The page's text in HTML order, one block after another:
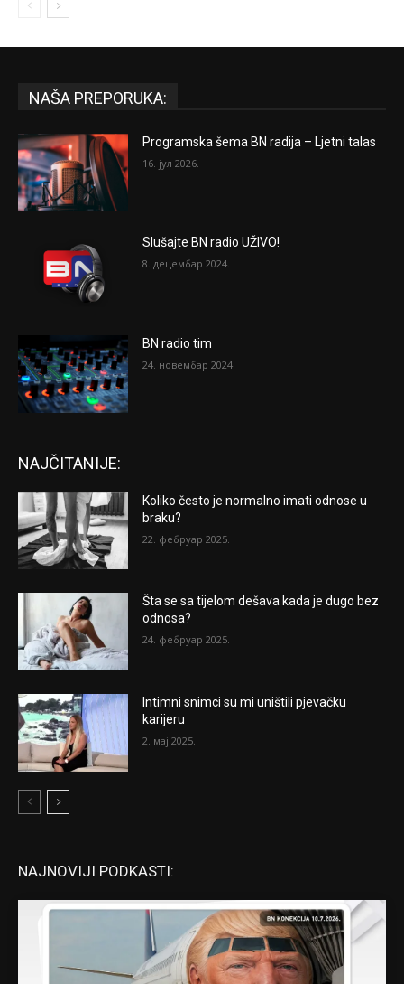
NAŠA PREPORUKA:
Programska šema BN radija – Ljetni talas
16. јул 2026.
Slušajte BN radio UŽIVO!
8. децембар 2024.
BN radio tim
24. новембар 2024.
NAJČITANIJE:
Koliko često je normalno imati odnose u
braku?
22. фебруар 2025.
Šta se sa tijelom dešava kada je dugo bez
odnosa?
24. фебруар 2025.
Intimni snimci su mi uništili pjevačku
karijeru
2. мај 2025.
NAJNOVIJI PODKASTI: